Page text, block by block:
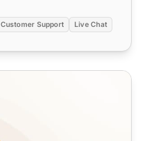
Live Chat
Customer Support
ميزات الدردشة الفورية